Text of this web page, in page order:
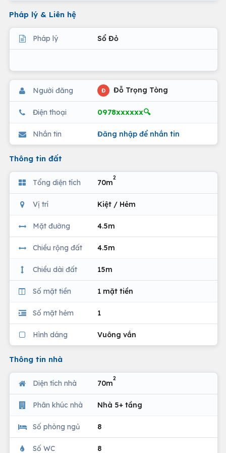
Pháp lý & Liên hệ
Pháp lý Sổ Đỏ
Người đăng Đ Đỗ Trọng Tòng
Điện thoại 0978xxxxxx🔍
Nhắn tin Đăng nhập để nhắn tin
Thông tin đất
Tổng diện tích 70m
2
Vị trí Kiệt / Hẻm
Mặt đường 4.5m
Chiều rộng đất 4.5m
Chiều dài đất 15m
Số mặt tiền 1 mặt tiền
Số mặt hẻm 1
Hình dáng Vuông vắn
Thông tin nhà
Diện tích nhà 70m
2
Phân khúc nhà Nhà 5+ tầng
Số phòng ngủ 8
Số WC 8